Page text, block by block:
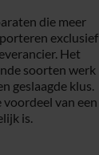
die meer
exclusief
Het
soorten werk
geslaagde klus.
van een
is.